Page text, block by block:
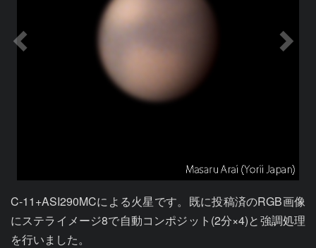
C-11+ASI290MCによる火星です。既に投稿済のRGB画像
にステライメージ8で自動コンポジット(2分×4)と強調処理
を行いました。